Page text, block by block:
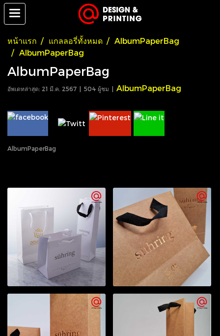
หน้าแรก แกลลอรี่ทั้งหมด
AlbumPaperBag
AlbumPaperBag
AlbumPaperBag
อัพเดทล่าสุด: 21 มี.ค. 2567 504 ผู้ชม AlbumPaperBag
AlbumPaperBag